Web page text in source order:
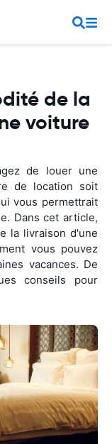
de la
voiture
de louer une
de location soit
vous permettrait
Dans cet article,
la livraison d'une
vous pouvez
vacances. De
conseils pour